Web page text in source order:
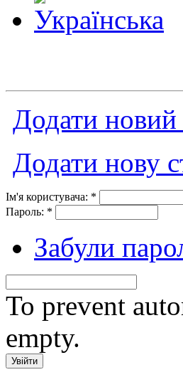
Додати новий
Додати нову
Ім'я користувача: *
Пароль: *
Забули
To prevent
empty.